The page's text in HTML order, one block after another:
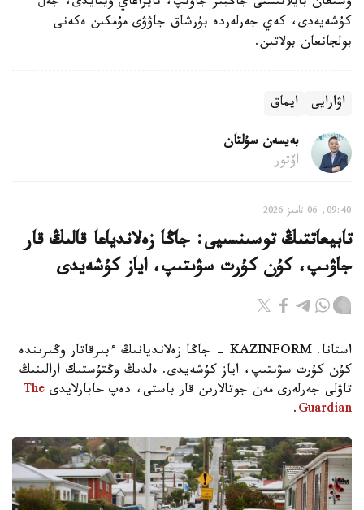
كۇشەيەدى، كەي جەرلەردە بۇرشاق جاۋۋى مۇمكىن ەكەنى
بولجانعان بولاتىن.
اۋارايى ايماق
بەيسەن سۇلتان
اۆتور
09:40, 06 تامىز 2026
تابيعاتتىڭ توسىنسىيى: جاڭا زەلاندياعا قالىڭ قار
جاۋىپ، كۇن كۇرت سۋىتىپ، اياز كۇشەيدى
استانا. KAZINFORM - جاڭا زەلانديانىڭ ءبىرقاتار وڭىرىندە
كۇن كۇرت سۋىتىپ، اياز كۇشەيدى. ەلدىڭ وڭتۇستىك ارالىنىڭ
تاۋلى جەرلەرى مەن جوتالارىن قار باستى، دەپ حابارلايدى The
Guardian
.